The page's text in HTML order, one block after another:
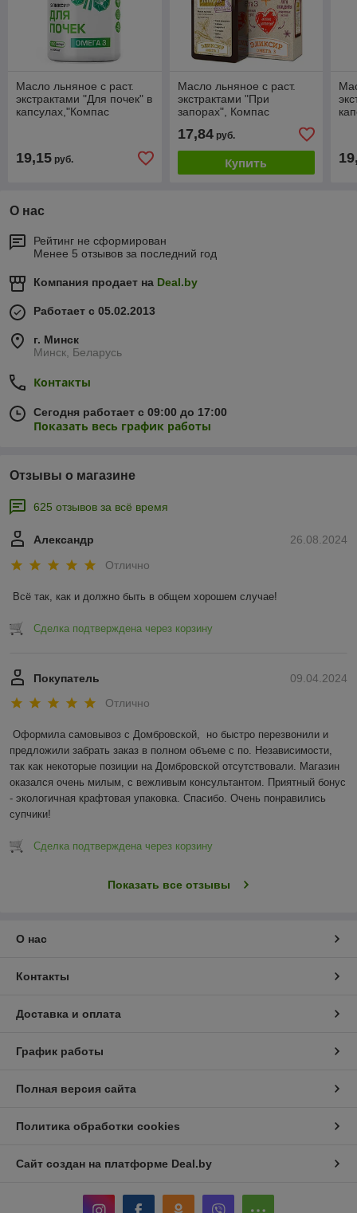
Масло льняное с раст.
экстрактами "Для почек" в
капсулах,"Компас
19,15 руб.
Масло льняное с раст.
экстрактами "При
запорах", Компас
17,84руб.
Купить
О нас
Рейтинг не сформирован
Менее 5 отзывов за последний год
Компания продает на Deal.by
Работает с 05.02.2013
г. Минск
Минск, Беларусь
Контакты
Сегодня работает с 09:00 до 17:00
Показать весь график работы
Отзывы о магазине
625 отзывов за всё время
26.08.2024
Александр
Отлично
Всё так, как и должно быть в общем хорошем случае!
Сделка подтверждена через корзину
09.04.2024
Покупатель
Отлично
Оформила самовывоз с Домбровской,  но быстро перезвонили и
предложили забрать заказ в полном объеме с по. Независимости,
так как некоторые позиции на Домбровской отсутствовали. Магазин
оказался очень милым, с вежливым консультантом. Приятный бонус
- экологичная крафтовая упаковка. Спасибо. Очень понравились
супчики!
Сделка подтверждена через корзину
Показать все отзывы
О нас
Контакты
Доставка и оплата
График работы
Полная версия сайта
Политика обработки cookies
Сайт создан на платформе Deal.by